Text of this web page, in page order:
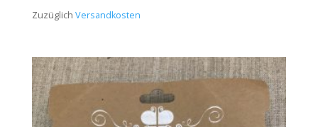
Zuzüglich Versandkosten